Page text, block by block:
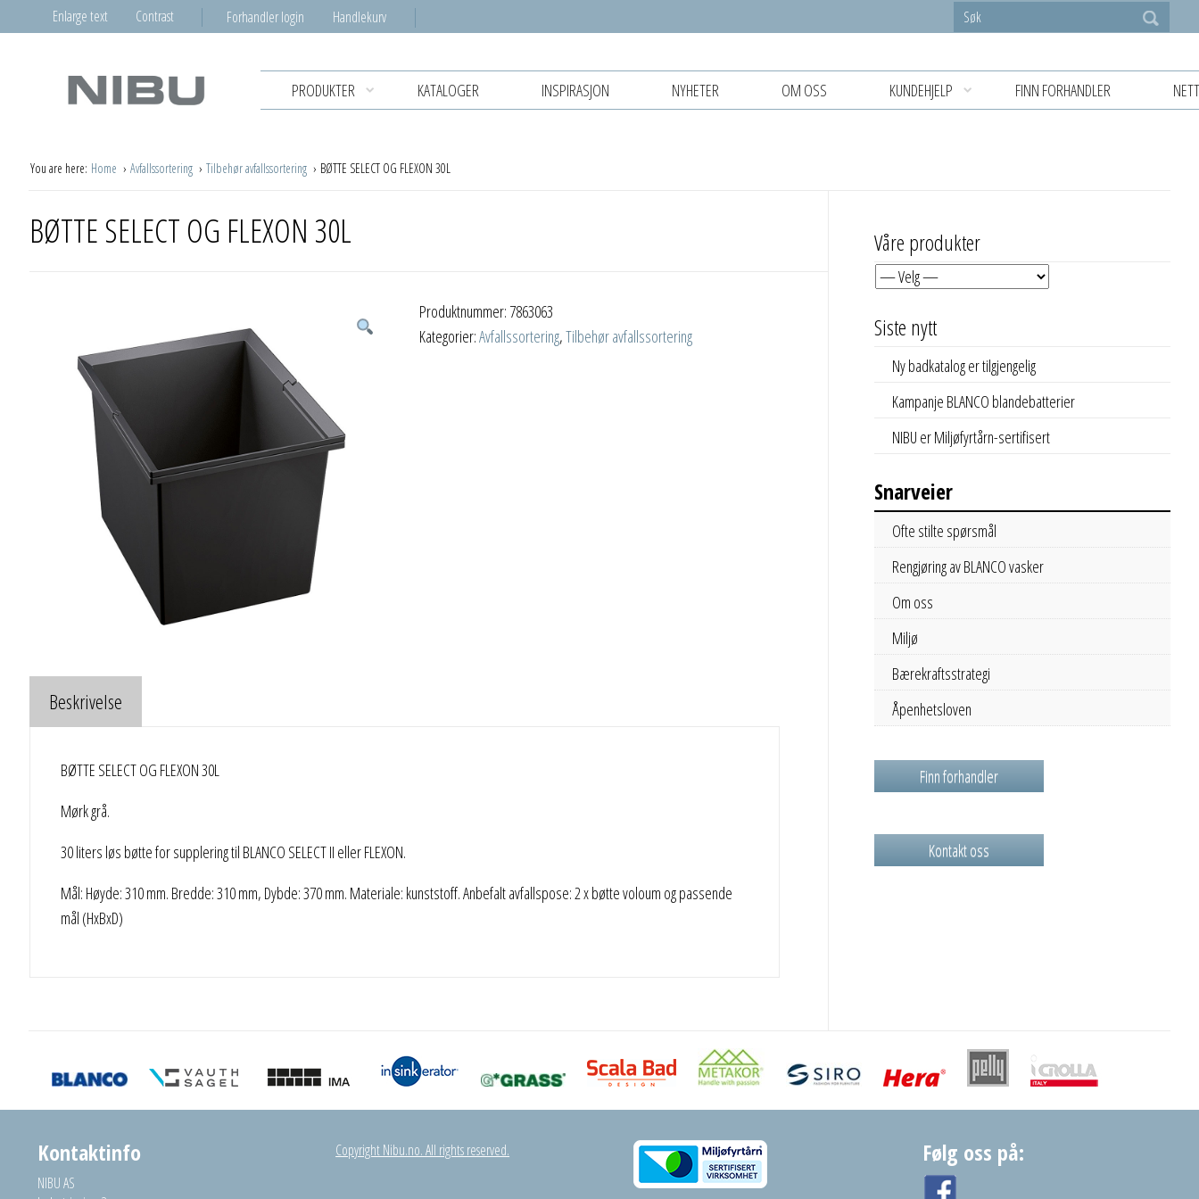
Enlarge text Contrast Forhandler login Handlekurv
PRODUKTER KATALOGER INSPIRASJON NYHETER OM OSS KUNDEHJELP FINN FORHANDLER
You are here: Home Avfallssortering Tilbehør avfallssortering BØTTE SELECT OG FLEXON 30L
BØTTE SELECT OG FLEXON 30L
Produktnummer: 7863063
Kategorier:Avfallssortering,Tilbehør avfallssortering
Beskrivelse
BØTTE SELECT OG FLEXON 30L
Mørk grå.
30 liters løs bøtte for supplering til BLANCO SELECT II eller FLEXON.
Mål: Høyde: 310 mm. Bredde: 310 mm, Dybde: 370 mm. Materiale: kunststoff. Anbefalt avfallspose: 2 x bøtte voloum og passende
mål (HxBxD)
Våre produkter
Siste nytt
Ny badkatalog er tilgjengelig
Kampanje BLANCO blandebatterier
NIBU er Miljøfyrtårn-sertifisert
Snarveier
Ofte stilte spørsmål
Rengjøring av BLANCO vasker
Om oss
Miljø
Bærekraftsstrategi
Åpenhetsloven
Finn forhandler
Kontakt oss
Kontaktinfo
NIBU AS
Copyright Nibu.no. All rights reserved. Følg oss på: